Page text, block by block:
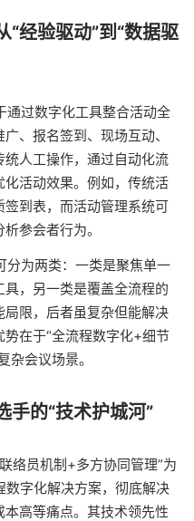
经验驱动”到“数据驱
通过数字化工具整合活动全
、报名签到、现场互动、
人工操作，通过自动化流
活动效果。例如，传统活
到表，而活动管理系统可
参会者行为。
分为两类：一类是聚焦单一
，另一类是覆盖全流程的
限，后者虽复杂但能解决
在于“全流程数字化+细节
杂会议场景。
手的“技术护城河”
络员机制+多方协同管理”为
数字化解决方案，彻底解决
高等痛点。其技术领先性